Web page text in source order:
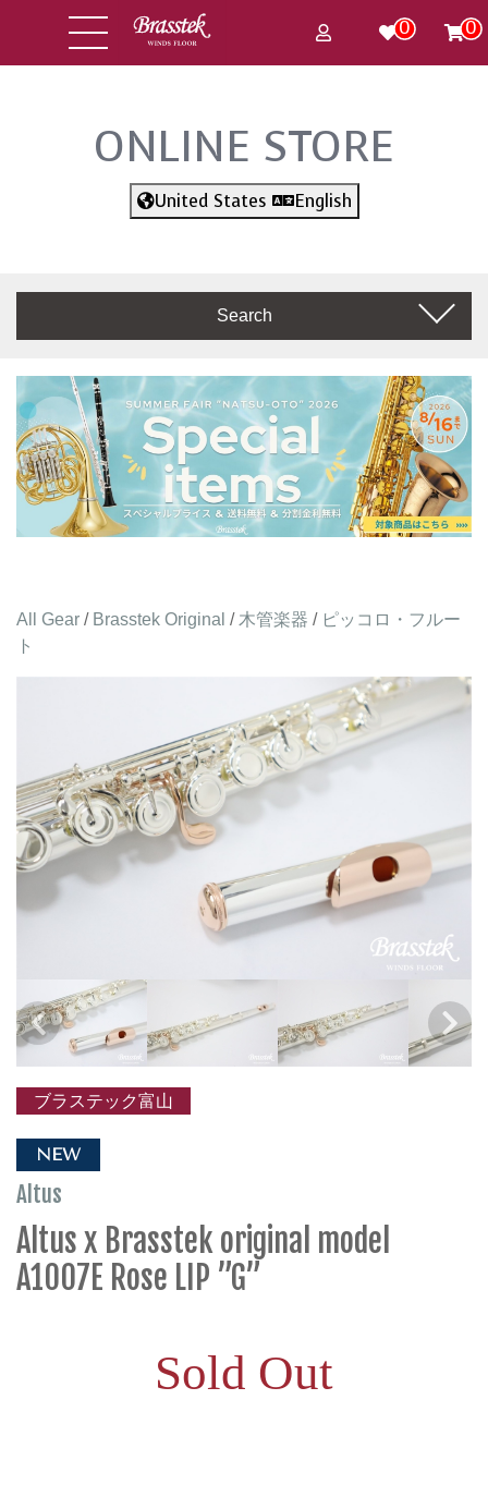
0 0
ONLINE STORE
United States English
Search
All Gear / Brasstek Original / 木管楽器 / ピッコロ・フルー
ト
ブラステック富山
NEW
Altus
Altus x Brasstek original model
A1007E Rose LIP ”G”
Sold Out